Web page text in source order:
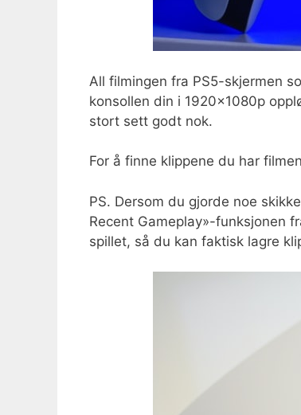
All filmingen fra PS5-skjermen
konsollen din i 1920x1080p
stort sett godt nok.
For å finne klippene du har
PS. Dersom du gjorde noe
Recent Gameplay»-funksjonen
spillet, så du kan faktisk lagre